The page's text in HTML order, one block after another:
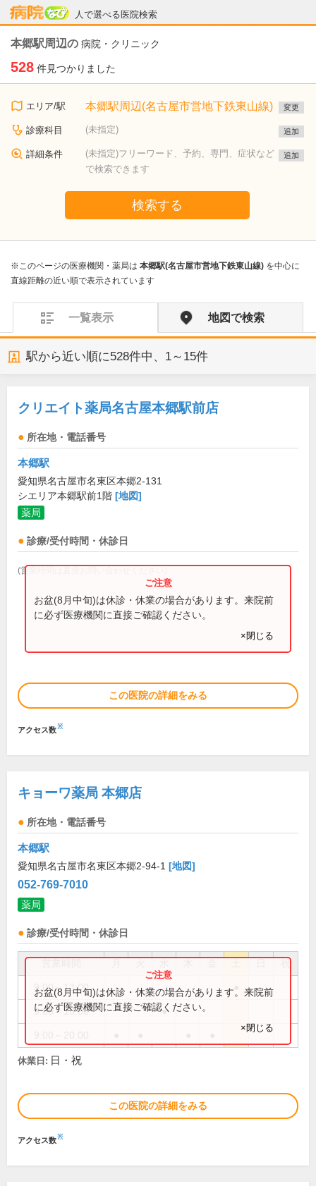
人で選べる医院検索
病院なび
本郷駅周辺の 病院・クリニック
528 件見つかりました
エリア/駅 本郷駅周辺(名古屋市営地下鉄東山線) 変更
診療科目 (未指定) 追加
詳細条件
(未指定)フリーワード、予約、専門、症状など
で検索できます
追加
検索する
※このページの医療機関・薬局は 本郷駅(名古屋市営地下鉄東山線) を中心に
直線距離の近い順で表示されています
一覧表示 地図で検索
駅から近い順に528件中、 1～15件
クリエイト薬局名古屋本郷駅前店
所在地・電話番号
本郷駅
愛知県名古屋市名東区本郷2-131
シエリア本郷駅前1階 [地図]
薬局
診療/受付時間・休診日
(営業時間は直接お問い合わせください)
お盆(8月中旬)は休診・休業の場合があります。来院前
に必ず医療機関に直接ご確認ください。
×閉じる
この医院の詳細をみる
アクセス数※
キョーワ薬局 本郷店
所在地・電話番号
本郷駅
愛知県名古屋市名東区本郷2-94-1 [地図]
052-769-7010
薬局
診療/受付時間・休診日
祝
9:00～13:00
9:00～18:00 ●
お盆(8月中旬)は休診・休業の場合があります。来院前
に必ず医療機関に直接ご確認ください。
×閉じる
休業日: 日・祝
この医院の詳細をみる
アクセス数※